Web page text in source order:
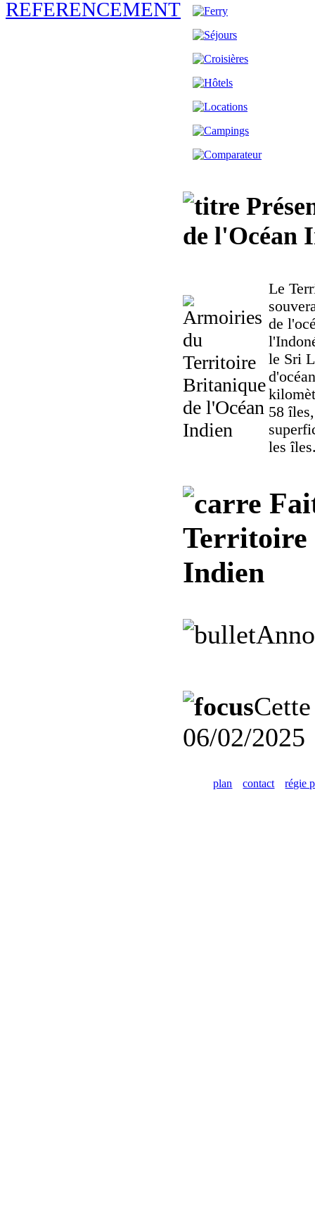
de l'Océan
Le
de
le Sri
58
les
Territoire
Indien
06/02/2025
plan contact régie